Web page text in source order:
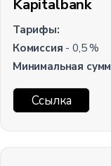
Тарифы:
Комиссия - 0,5 %
Минимальная
Ссылка